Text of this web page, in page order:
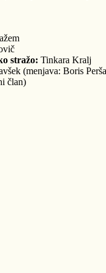
stražo: Tinkara Kralj
(menjava: Boris
član)